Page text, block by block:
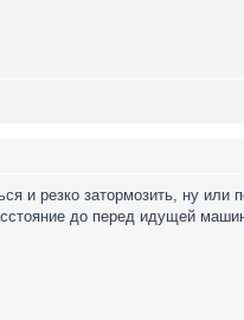
и резко затормозить, ну или
до перед идущей